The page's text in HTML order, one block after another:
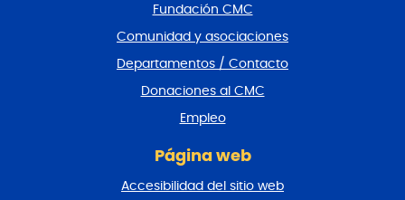
Fundación CMC
Comunidad y asociaciones
Departamentos / Contacto
Donaciones al CMC
Empleo
Página web
Accesibilidad del sitio web